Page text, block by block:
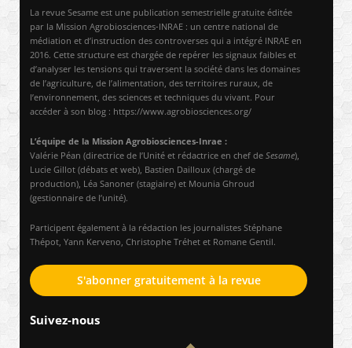
La revue Sesame est une publication semestrielle gratuite éditée
par la Mission Agrobiosciences-INRAE : un centre national de
médiation et d’instruction des controverses qui a intégré INRAE en
2016. Cette structure est chargée de repérer les signaux faibles et
d’analyser les tensions qui traversent la société dans les domaines
de l’agriculture, de l’alimentation, des territoires ruraux, de
l’environnement, des sciences et techniques du vivant. Pour
accéder à son blog : https://www.agrobiosciences.org/
L’équipe de la Mission Agrobiosciences-Inrae :
Valérie Péan (directrice de l’Unité et rédactrice en chef de Sesame),
Lucie Gillot (débats et web), Bastien Dailloux (chargé de
production), Léa Sanoner (stagiaire) et Mounia Ghroud
(gestionnaire de l’unité).
Participent également à la rédaction les journalistes Stéphane
Thépot, Yann Kerveno, Christophe Tréhet et Romane Gentil.
S'abonner gratuitement à la revue
Suivez-nous